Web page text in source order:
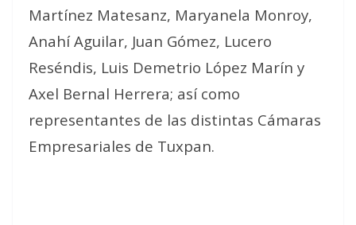
Martínez Matesanz, Maryanela Monroy,
Anahí Aguilar, Juan Gómez, Lucero
Reséndis, Luis Demetrio López Marín y
Axel Bernal Herrera; así como
representantes de las distintas Cámaras
Empresariales de Tuxpan.